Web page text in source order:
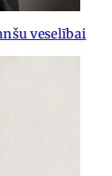
veselībai